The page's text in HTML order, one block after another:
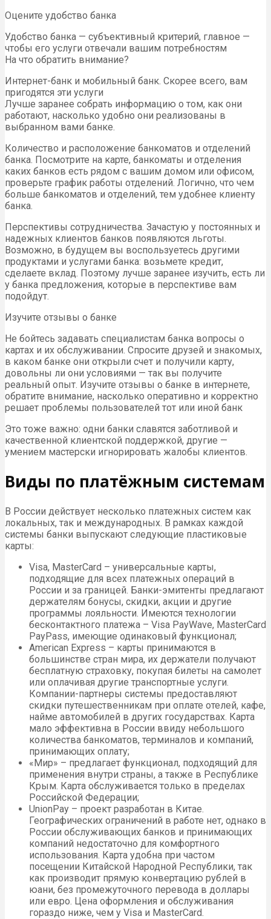
Оцените удобство банка
Удобство банка — субъективный критерий, главное —
чтобы его услуги отвечали вашим потребностям
На что обратить внимание?
Интернет-банк и мобильный банк. Скорее всего, вам
пригодятся эти услуги
Лучше заранее собрать информацию о том, как они
работают, насколько удобно они реализованы в
выбранном вами банке.
Количество и расположение банкоматов и отделений
банка. Посмотрите на карте, банкоматы и отделения
каких банков есть рядом с вашим домом или офисом,
проверьте график работы отделений. Логично, что чем
больше банкоматов и отделений, тем удобнее клиенту
банка.
Перспективы сотрудничества. Зачастую у постоянных и
надежных клиентов банков появляются льготы.
Возможно, в будущем вы воспользуетесь другими
продуктами и услугами банка: возьмете кредит,
сделаете вклад. Поэтому лучше заранее изучить, есть ли
у банка предложения, которые в перспективе вам
подойдут.
Изучите отзывы о банке
Не бойтесь задавать специалистам банка вопросы о
картах и их обслуживании. Спросите друзей и знакомых,
в каком банке они открыли счет и получили карту,
довольны ли они условиями — так вы получите
реальный опыт. Изучите отзывы о банке в интернете,
обратите внимание, насколько оперативно и корректно
решает проблемы пользователей тот или иной банк
Это тоже важно: одни банки славятся заботливой и
качественной клиентской поддержкой, другие —
умением мастерски игнорировать жалобы клиентов.
Виды по платёжным системам
В России действует несколько платежных систем как
локальных, так и международных. В рамках каждой
системы банки выпускают следующие пластиковые
карты:
Visa, MasterCard – универсальные карты,
подходящие для всех платежных операций в
России и за границей. Банки-эмитенты предлагают
держателям бонусы, скидки, акции и другие
программы лояльности. Имеются технологии
бесконтактного платежа – Visa PayWave, MasterCard
PayPass, имеющие одинаковый функционал;
American Express – карты принимаются в
большинстве стран мира, их держатели получают
бесплатную страховку, покупая билеты на самолет
или оплачивая другие транспортные услуги.
Компании-партнеры системы предоставляют
скидки путешественникам при оплате отелей, кафе,
найме автомобилей в других государствах. Карта
мало эффективна в России ввиду небольшого
количества банкоматов, терминалов и компаний,
принимающих оплату;
«Мир» – предлагает функционал, подходящий для
применения внутри страны, а также в Республике
Крым. Карта обслуживается только в пределах
Российской Федерации;
UnionPay – проект разработан в Китае.
Географических ограничений в работе нет, однако в
России обслуживающих банков и принимающих
компаний недостаточно для комфортного
использования. Карта удобна при частом
посещении Китайской Народной Республики, так
как производит прямую конвертацию рублей в
юани, без промежуточного перевода в доллары
или евро. Цена оформления и обслуживания
гораздо ниже, чем у Visa и MasterCard.